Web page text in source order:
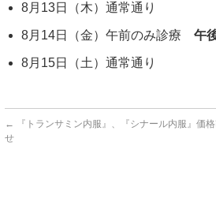
8月13日（木）通常通り
8月14日（金）午前のみ診療 午
8月15日（土）通常通り
←
『トランサミン内服』、『シナール内服』価
せ